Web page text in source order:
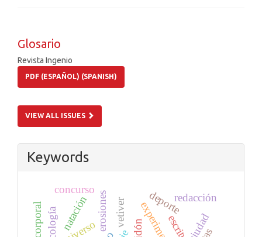
Glosario
Revista Ingenio
PDF (ESPAÑOL) (SPANISH)
VIEW ALL ISSUES
Keywords
ecología vetiver
erosiones deporte
natación redacción
concurso
ciudad